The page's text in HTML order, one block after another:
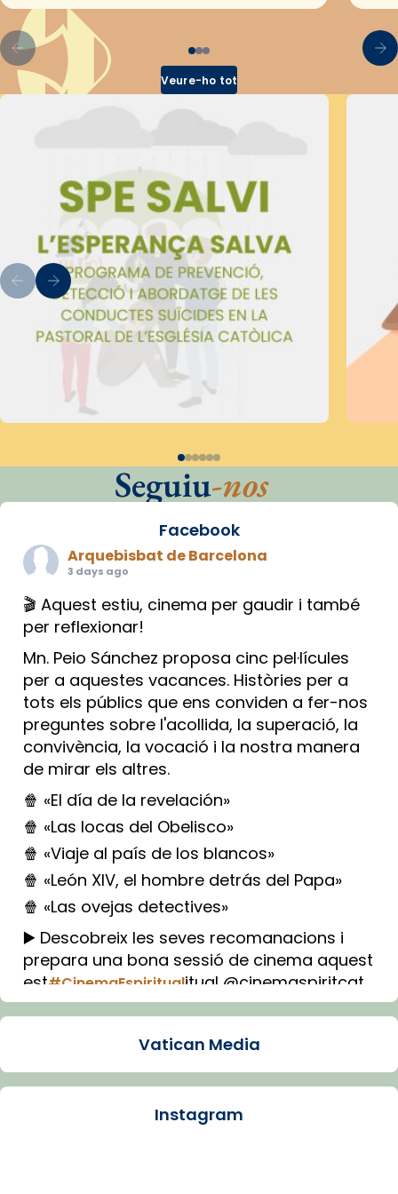
Veure-ho tot
Seguiu-nos
Facebook
Arquebisbat de Barcelona
3 days ago
🎬 Aquest estiu, cinema per gaudir i també
per reflexionar!
Mn. Peio Sánchez proposa cinc pel·lícules
per a aquestes vacances. Històries per a
tots els públics que ens conviden a fer-nos
preguntes sobre l'acollida, la superació, la
convivència, la vocació i la nostra manera
de mirar els altres.
🍿 «El día de la revelación»
🍿 «Las locas del Obelisco»
🍿 «Viaje al país de los blancos»
🍿 «León XIV, el hombre detrás del Papa»
🍿 «Las ovejas detectives»
▶️ Descobreix les seves recomanacions i
prepara una bona sessió de cinema aquest
est#CinemaEspiritualitual @cinemaspiritcat
Imatge: Generada amb IA (OpenAI)
Arquebisbat de Barcelona
Vatican Media
Instagram